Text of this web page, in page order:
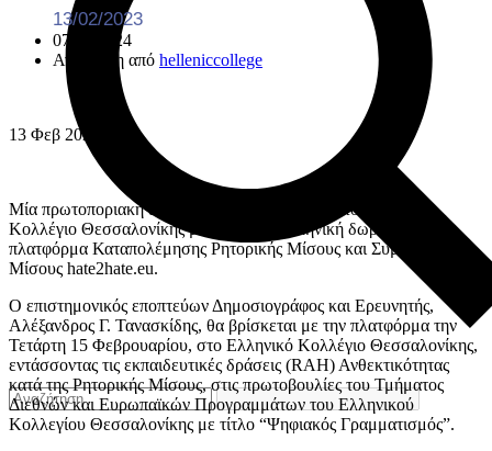
13/02/2023
07/02/2024
Ανάρτηση από helleniccollege
13 Φεβ 2023
Μία πρωτοποριακή εκπαιδευτική γέφυρα χτίζει το Ελληνικό
Κολλέγιο Θεσσαλονίκης με τη πρώτη ελληνική δωρεάν
πλατφόρμα Καταπολέμησης Ρητορικής Μίσους και Συμβόλων
Μίσους hate2hate.eu.
Ο επιστημονικός εποπτεύων Δημοσιογράφος και Ερευνητής,
Αλέξανδρος Γ. Τανασκίδης, θα βρίσκεται με την πλατφόρμα την
Τετάρτη 15 Φεβρουαρίου, στο Ελληνικό Κολλέγιο Θεσσαλονίκης,
εντάσσοντας τις εκπαιδευτικές δράσεις (RAH) Ανθεκτικότητας
κατά της Ρητορικής Μίσους, στις πρωτοβουλίες του Τμήματος
Διεθνών και Ευρωπαϊκών Προγραμμάτων του Ελληνικού
Κολλεγίου Θεσσαλονίκης με τίτλο “Ψηφιακός Γραμματισμός”.